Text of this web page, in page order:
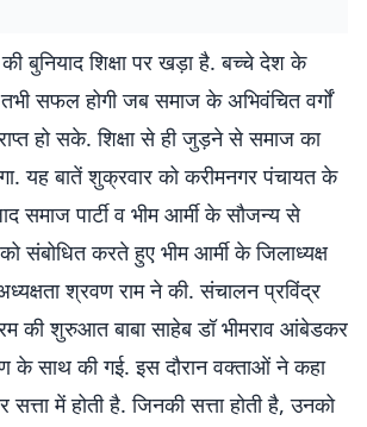
की बुनियाद शिक्षा पर खड़ा है. बच्चे देश के
तभी सफल होगी जब समाज के अभिवंचित वर्गों
हो सके. शिक्षा से ही जुड़ने से समाज का
यह बातें शुक्रवार को करीमनगर पंचायत के
समाज पार्टी व भीम आर्मी के सौजन्य से
संबोधित करते हुए भीम आर्मी के जिलाध्यक्ष
श्रवण राम ने की. संचालन प्रविंद्र
की शुरुआत बाबा साहेब डॉ भीमराव आंबेडकर
के साथ की गई. इस दौरान वक्ताओं ने कहा
में होती है. जिनकी सत्ता होती है, उनको